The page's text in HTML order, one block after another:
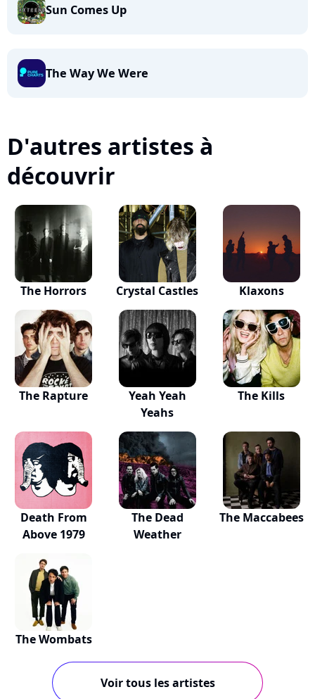
Sun Comes Up
The Way We Were
D'autres artistes à
découvrir
The Horrors Crystal Castles Klaxons
The Rapture
Yeah Yeah
Yeahs
The Kills
Death From
Above 1979
The Dead
Weather
The Maccabees
The Wombats
Voir tous les artistes